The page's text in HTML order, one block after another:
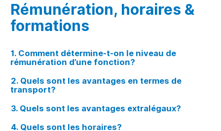
Rémunération, horaires &
formations
1. Comment détermine-t-on le niveau de
rémunération d’une fonction?
2. Quels sont les avantages en termes de
transport?
3. Quels sont les avantages extralégaux?
4. Quels sont les horaires?